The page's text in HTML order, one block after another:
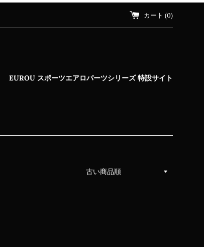
カート (0)
EUROU スポーツエアロパーツシリーズ 特設サイト
並